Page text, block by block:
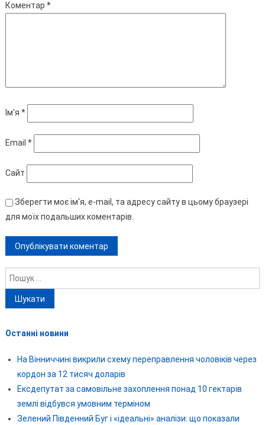
Коментар *
Ім'я *
Email *
Сайт
Зберегти моє ім'я, e-mail, та адресу сайту в цьому браузері
для моїх подальших коментарів.
Пошук:
Останні новини
На Вінниччині викрили схему переправлення чоловіків через
кордон за 12 тисяч доларів
Ексдепутат за самовільне захоплення понад 10 гектарів
землі відбувся умовним терміном
Зелений Південний Буг і «ідеальні» аналізи: що показали